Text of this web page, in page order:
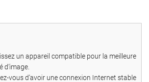
un appareil compatible pour la meilleure
d’image.
vous d’avoir une connexion Internet stable